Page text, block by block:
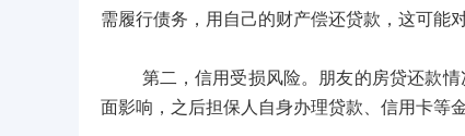
需履行债务，用自己的财产偿还贷款，这可能
第二，信用受损风险。朋友的房贷还款情
面影响，之后担保人自身办理贷款、信用卡等